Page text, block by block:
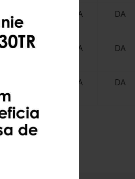
DA DA
DA DA DA
DA DA